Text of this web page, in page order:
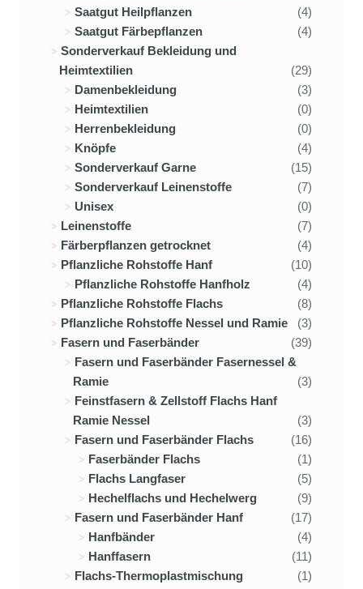
Saatgut Heilpflanzen
(4)
Saatgut Färbepflanzen
(4)
Sonderverkauf Bekleidung und
Heimtextilien
(29)
Damenbekleidung
(3)
Heimtextilien
(0)
Herrenbekleidung
(0)
Knöpfe
(4)
Sonderverkauf Garne
(15)
Sonderverkauf Leinenstoffe
(7)
Unisex
(0)
Leinenstoffe
(7)
Färberpflanzen getrocknet
(4)
Pflanzliche Rohstoffe Hanf
(10)
Pflanzliche Rohstoffe Hanfholz
(4)
Pflanzliche Rohstoffe Flachs
(8)
Pflanzliche Rohstoffe Nessel und Ramie
(3)
Fasern und Faserbänder
(39)
Fasern und Faserbänder Fasernessel &
Ramie
(3)
Feinstfasern & Zellstoff Flachs Hanf
Ramie Nessel
(3)
Fasern und Faserbänder Flachs
(16)
Faserbänder Flachs
(1)
Flachs Langfaser
(5)
Hechelflachs und Hechelwerg
(9)
Fasern und Faserbänder Hanf
(17)
Hanfbänder
(4)
Hanffasern
(11)
Flachs-Thermoplastmischung
(1)